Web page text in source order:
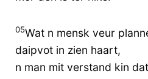
05Wat n mensk veur
daipvot in zien haart,
n man mit verstand kin